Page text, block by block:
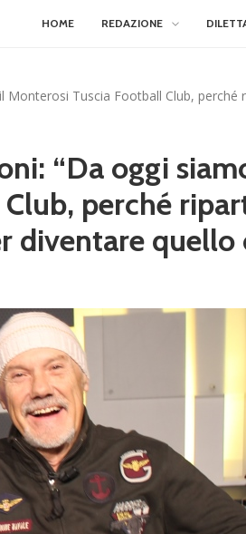
HOME REDAZIONE
Monterosi Tuscia Football Club,
“Da oggi
perché
diventare quello